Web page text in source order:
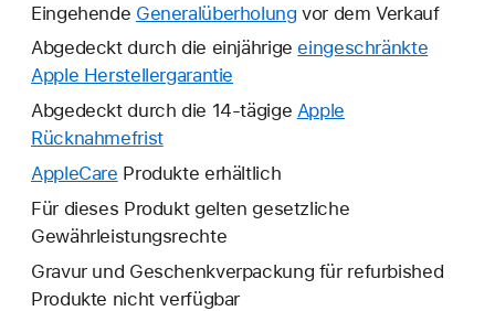
Eingehende Generalüberholung vor dem Verkauf
Abgedeckt durch die einjährige eingeschränkte
Apple Herstellergarantie
neues
geöffnet.
Abgedeckt durch die 14-tägige Apple
RücknahmefristEin
neues
wird
geöffnet.
AppleCare Ein
neues
Fenster
geöffnet.
Produkte erhältlich
Für dieses Produkt gelten gesetzliche
Gewährleistungsrechte
Gravur und Geschenkverpackung für refurbished
Produkte nicht verfügbar